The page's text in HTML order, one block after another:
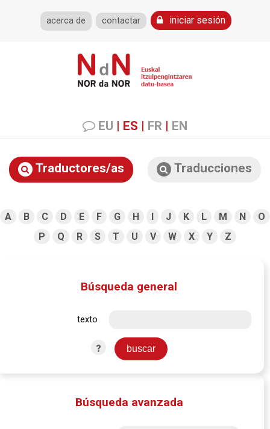
acerca de contactar iniciar sesión
EU | ES | FR | EN
Traductores/as Traducciones
A B C D E F G H I J K L M N
O
P
Q R S T U V W X Y Z
Búsqueda general
texto
?
Búsqueda avanzada